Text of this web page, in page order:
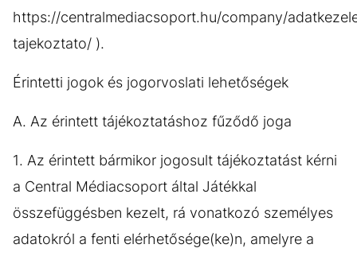
https://centralmediacsoport.hu/company/
tajekoztato/ ).
Érintetti jogok és jogorvoslati lehetőségek
A. Az érintett tájékoztatáshoz fűződő joga
1. Az érintett bármikor jogosult tájékoztatást kérni
a Central Médiacsoport által Játékkal
összefüggésben kezelt, rá vonatkozó személyes
adatokról a fenti elérhetősége(ke)n, amelyre a